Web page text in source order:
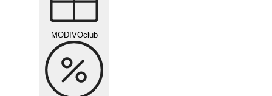
MODIVOclub